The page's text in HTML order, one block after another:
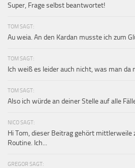
Super, Frage selbst beantwortet!
TOM SAGT:
Au weia. An den Kardan musste ich zum
TOM SAGT:
Ich weiß es leider auch nicht, was man da
TOM SAGT:
Also ich würde an deiner Stelle auf alle
NICO SAGT:
Hi Tom, dieser Beitrag gehört mittlerweile
Routine. Ich...
GREGOR SAGT: